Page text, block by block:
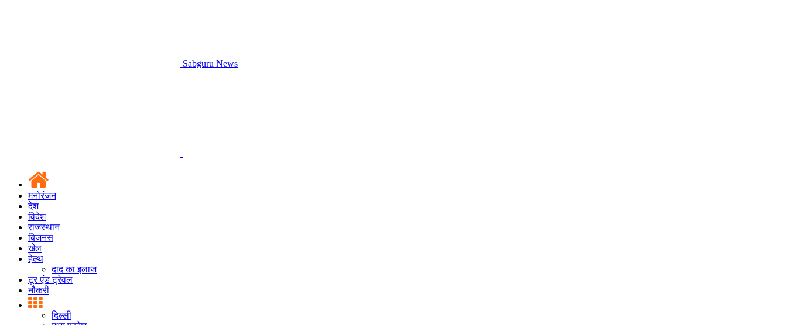
Sabguru News
मनोरंजन
देश
विदेश
राजस्थान
बिजनस
खेल
हेल्थ
दाद का इलाज
टूर एंड ट्रेवल
नौकरी
दिल्ली